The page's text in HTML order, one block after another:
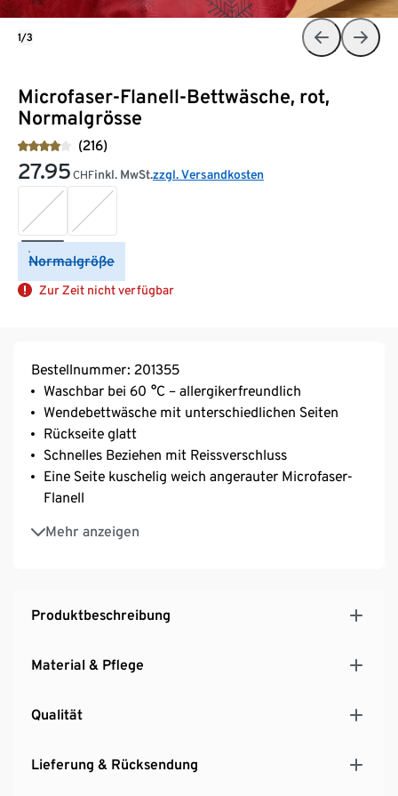
Microfaser-Flanell-Bettwäsche, rot,
Normalgrösse
(216)
27.95 CHFinkl. MwSt.zzgl. Versandkosten
Normalgröße
Zur Zeit nicht verfügbar
1/3
Bestellnummer: 201355
Waschbar bei 60 °C – allergikerfreundlich
Wendebettwäsche mit unterschiedlichen Seiten
Rückseite glatt
Schnelles Beziehen mit Reissverschluss
Eine Seite kuschelig weich angerauter Microfaser-
Flanell
Mehr anzeigen
Schnelltrocknend und bügelfrei
Bettwäsche mit Schneeflocken-Print
Produktbeschreibung
Material & Pflege
Qualität
Lieferung & Rücksendung